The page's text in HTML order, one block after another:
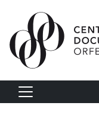
Vés al contingut
Navegació